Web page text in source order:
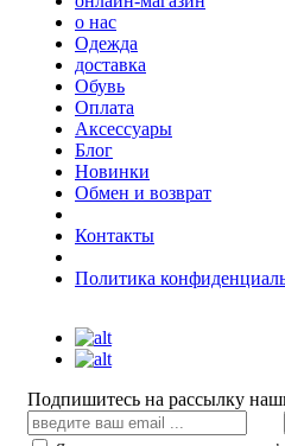
о нас
Одежда
доставка
Обувь
Оплата
Аксессуары
Блог
Новинки
Обмен и возврат
Контакты
Политика
Подпишитесь на рассылку